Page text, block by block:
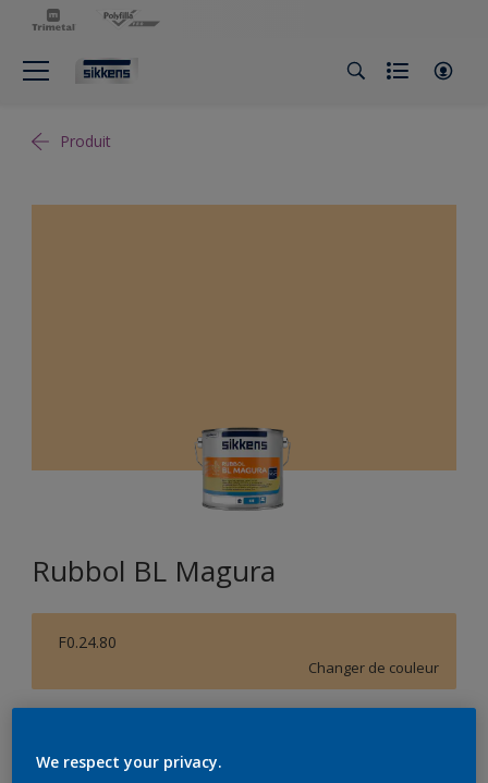
Produit
Rubbol BL Magura
F0.24.80
Changer de couleur
1L
We respect your privacy.